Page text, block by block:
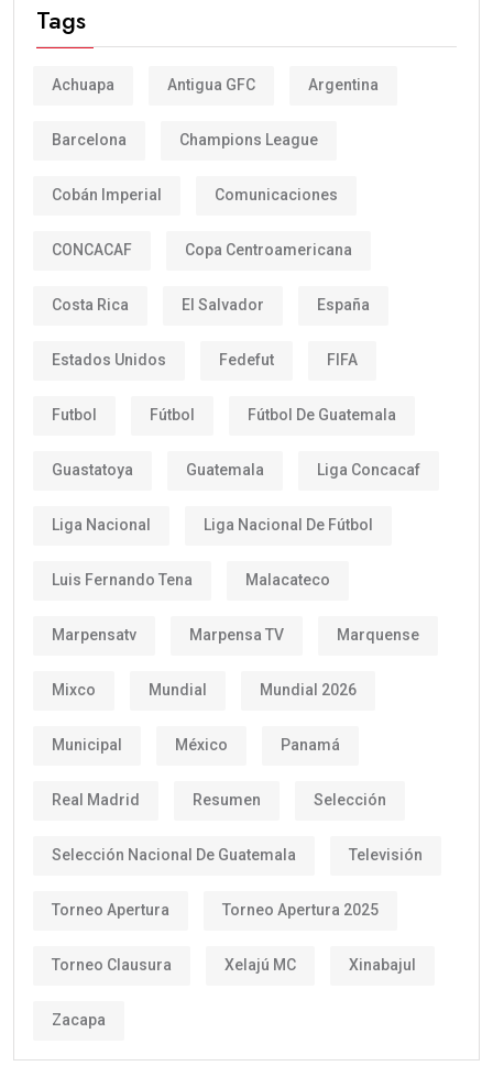
Tags
Achuapa Antigua GFC Argentina
Barcelona Champions League
Cobán Imperial Comunicaciones
CONCACAF Copa Centroamericana
Costa Rica El Salvador España
Estados Unidos Fedefut FIFA
Futbol Fútbol Fútbol De Guatemala
Guastatoya Guatemala Liga Concacaf
Liga Nacional Liga Nacional De Fútbol
Luis Fernando Tena Malacateco
Marpensatv Marpensa TV Marquense
Mixco Mundial Mundial 2026
Municipal México Panamá
Real Madrid Resumen Selección
Selección Nacional De Guatemala Televisión
Torneo Apertura Torneo Apertura 2025
Torneo Clausura Xelajú MC Xinabajul
Zacapa